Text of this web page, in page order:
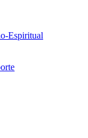
Espiritual